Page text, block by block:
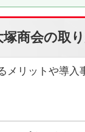
商会の取
メリットや導